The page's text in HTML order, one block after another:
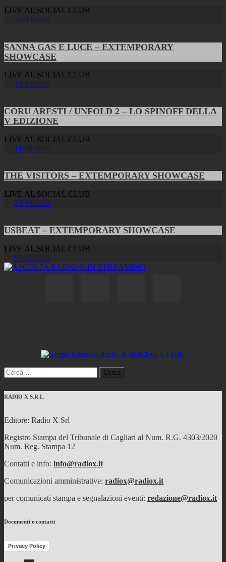
LIVE AL SOCIAL CLUB
23/09/2024
SANNA GAS E LUCE – EXTEMPORARY
SHOWCASE
LIVE AL SOCIAL CLUB
16/09/2025
CORU ARESTI / UNFOLD 2 – LO SPINOFF DELLA
V EDIZIONE
LIVE AL SOCIAL CLUB
11/08/2025
THE VISITORS – EXTEMPORARY SHOWCASE
LIVE AL SOCIAL CLUB
20/09/2024
USBEAT – EXTEMPORARY SHOWCASE
LIVE AL SOCIAL CLUB
03/02/2025
Ricerca
per:
RADIO X S.R.L.
Editore: Radio X Srl
Registro Stampa del Tribunale di Cagliari al Num. R.G. 4303/2020
Num. Reg. Stampa 12
Contatti e info: info@radiox.it
Comunicazioni amministrative: radiox@radiox.it
per comunicati stampa e segnalazioni eventi: redazione@radiox.it
Documenti e contatti
Privacy Policy